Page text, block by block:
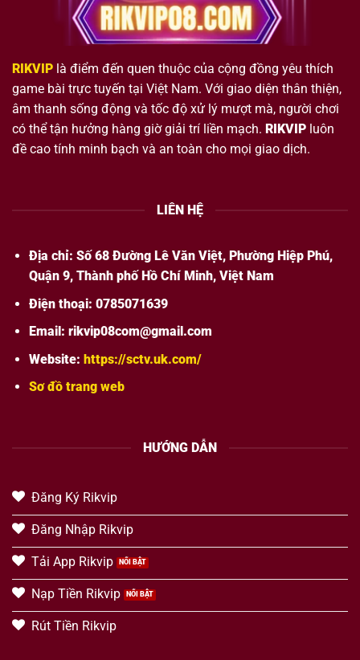
RIKVIP là điểm đến quen thuộc của cộng đồng yêu thích
game bài trực tuyến tại Việt Nam. Với giao diện thân thiện,
âm thanh sống động và tốc độ xử lý mượt mà, người chơi
có thể tận hưởng hàng giờ giải trí liền mạch. RIKVIP luôn
đề cao tính minh bạch và an toàn cho mọi giao dịch.
LIÊN HỆ
Địa chỉ: Số 68 Đường Lê Văn Việt, Phường Hiệp Phú,
Quận 9, Thành phố Hồ Chí Minh, Việt Nam
Điện thoại: 0785071639
Email: rikvip08com@gmail.com
Website: https://sctv.uk.com/
Sơ đồ trang web
HƯỚNG DẪN
Đăng Ký Rikvip
Đăng Nhập Rikvip
Tải App Rikvip
Nạp Tiền Rikvip
Rút Tiền Rikvip